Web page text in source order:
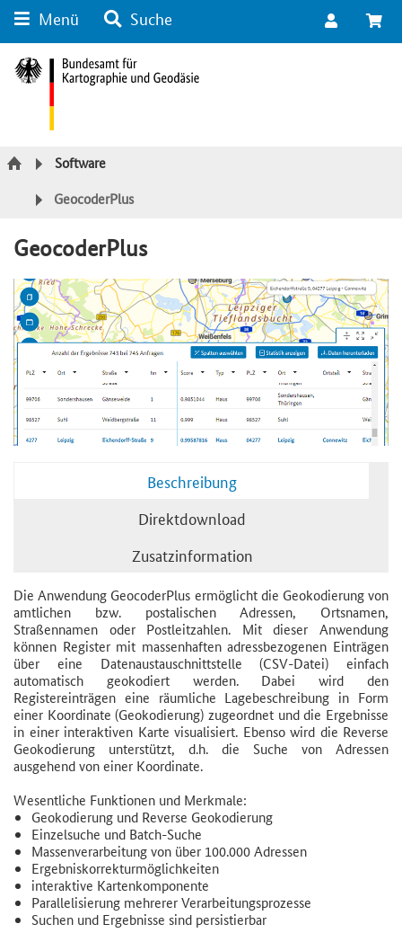
Kategorie Navigation
Menü Suche
Software
GeocoderPlus
GeocoderPlus
Beschreibung
Direktdownload
Zusatzinformation
Die Anwendung GeocoderPlus ermöglicht die Geokodierung von
amtlichen bzw. postalischen Adressen, Ortsnamen,
Straßennamen oder Postleitzahlen. Mit dieser Anwendung
können Register mit massenhaften adressbezogenen Einträgen
über eine Datenaustauschnittstelle (CSV-Datei) einfach
automatisch geokodiert werden. Dabei wird den
Registereinträgen eine räumliche Lagebeschreibung in Form
einer Koordinate (Geokodierung) zugeordnet und die Ergebnisse
in einer interaktiven Karte visualisiert. Ebenso wird die Reverse
Geokodierung unterstützt, d.h. die Suche von Adressen
ausgehend von einer Koordinate.
Wesentliche Funktionen und Merkmale:
Geokodierung und Reverse Geokodierung
Einzelsuche und Batch-Suche
Massenverarbeitung von über 100.000 Adressen
Ergebniskorrekturmöglichkeiten
interaktive Kartenkomponente
Parallelisierung mehrerer Verarbeitungsprozesse
Suchen und Ergebnisse sind persistierbar